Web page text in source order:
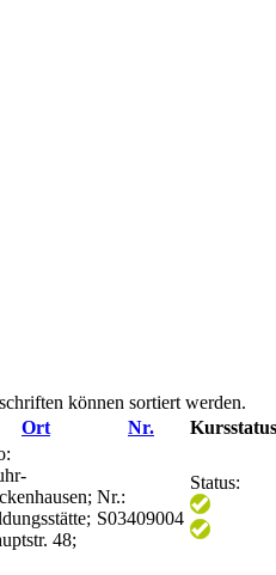
können sortiert werden.
Ort Nr. Kursstatus
48;
Nr.:
S03409004
Status: